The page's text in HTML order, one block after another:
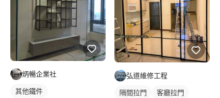
炳暢企業社
其他鐵件
弘道維修工程
隔間拉門
客廳拉門